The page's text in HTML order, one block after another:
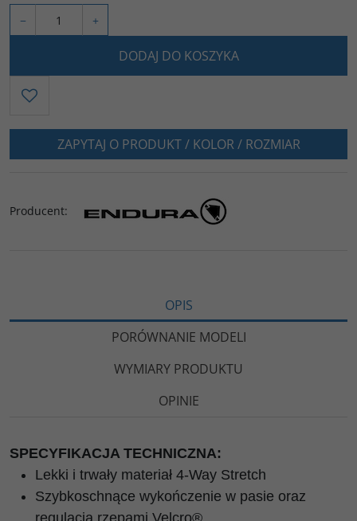
− +
DODAJ DO KOSZYKA
ZAPYTAJ O PRODUKT / KOLOR / ROZMIAR
Producent:
OPIS
PORÓWNANIE MODELI
WYMIARY PRODUKTU
OPINIE
SPECYFIKACJA TECHNICZNA:
Lekki i trwały materiał 4-Way Stretch
Szybkoschnące wykończenie w pasie oraz
regulacja rzepami Velcro®